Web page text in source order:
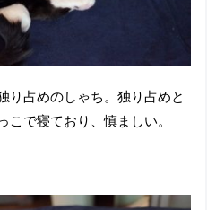
り占めのしゃち。独り占めと
で寝ており、慎ましい。